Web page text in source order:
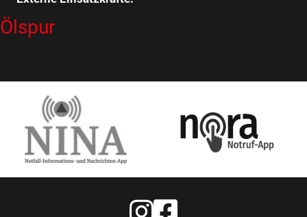
Ölspur
Feuerwehr Warstein Instagram
Feuerwehr Warstein